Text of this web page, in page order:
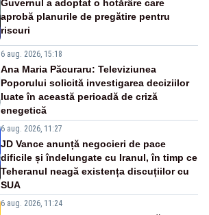
Guvernul a adoptat o hotărâre care
aprobă planurile de pregătire pentru
riscuri
6 aug. 2026, 15:18
Ana Maria Păcuraru: Televiziunea
Poporului solicită investigarea deciziilor
luate în această perioadă de criză
enegetică
6 aug. 2026, 11:27
JD Vance anunță negocieri de pace
dificile și îndelungate cu Iranul, în timp ce
Teheranul neagă existența discuțiilor cu
SUA
6 aug. 2026, 11:24